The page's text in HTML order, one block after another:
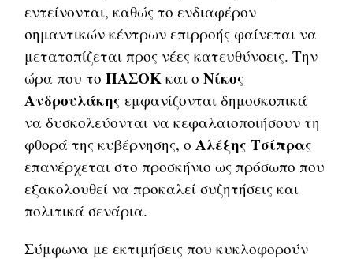
εντείνονται, καθώς το ενδιαφέρον
σημαντικών κέντρων επιρροής φαίνεται να
μετατοπίζεται προς νέες κατευθύνσεις. Την
ώρα που τοΠΑΣΟΚ και ο Νίκος
Ανδρουλάκηςεμφανίζονται δημοσκοπικά
να δυσκολεύονται να κεφαλαιοποιήσουν τη
φθορά της κυβέρνησης, ο Αλέξης Τσίπρας
επανέρχεται στο προσκήνιο ως πρόσωπο που
εξακολουθεί να προκαλεί συζητήσεις και
πολιτικά σενάρια.
Σύμφωνα με εκτιμήσεις που κυκλοφορούν